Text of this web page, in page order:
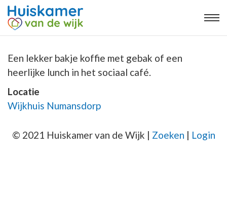
Een lekker bakje koffie met gebak of een
heerlijke lunch in het sociaal café.
Locatie
Wijkhuis Numansdorp
© 2021 Huiskamer van de Wijk | Zoeken | Login